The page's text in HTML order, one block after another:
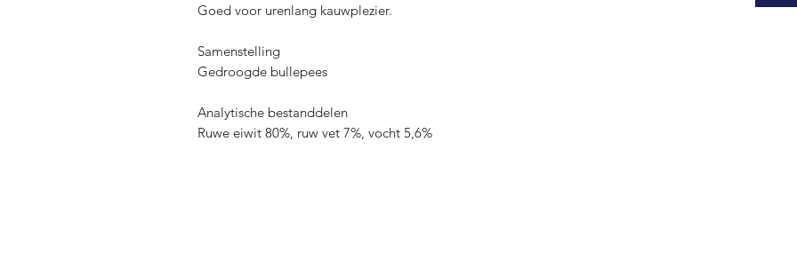
Goed voor urenlang kauwplezier.
Samenstelling
Gedroogde bullepees
Analytische bestanddelen
Ruwe eiwit 80%, ruw vet 7%, vocht 5,6%